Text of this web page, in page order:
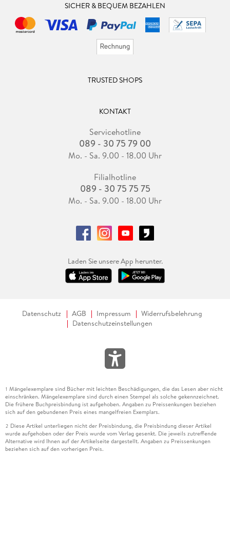
SICHER & BEQUEM BEZAHLEN
TRUSTED SHOPS
KONTAKT
Servicehotline
089 - 30 75 79 00
Mo. - Sa. 9.00 - 18.00 Uhr
Filialhotline
089 - 30 75 75 75
Mo. - Sa. 9.00 - 18.00 Uhr
Laden Sie unsere App herunter.
Datenschutz AGB Impressum
Widerrufsbelehrung
Datenschutzeinstellungen
1 Mängelexemplare sind Bücher mit leichten Beschädigungen, die das Lesen aber nicht
einschränken. Mängelexemplare sind durch einen Stempel als solche gekennzeichnet.
Die frühere Buchpreisbindung ist aufgehoben. Angaben zu Preissenkungen beziehen
sich auf den gebundenen Preis eines mangelfreien Exemplars.
2 Diese Artikel unterliegen nicht der Preisbindung, die Preisbindung dieser Artikel
wurde aufgehoben oder der Preis wurde vom Verlag gesenkt. Die jeweils zutreffende
Alternative wird Ihnen auf der Artikelseite dargestellt. Angaben zu Preissenkungen
beziehen sich auf den vorherigen Preis.